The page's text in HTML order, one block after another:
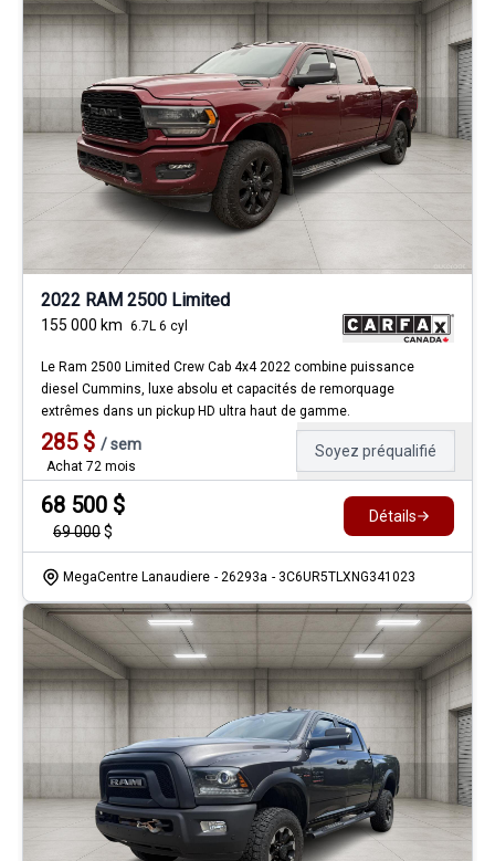
2022 RAM 2500 Limited
155 000 km 6.7L 6 cyl
Le Ram 2500 Limited Crew Cab 4x4 2022 combine puissance
diesel Cummins, luxe absolu et capacités de remorquage
extrêmes dans un pickup HD ultra haut de gamme.
285$ /sem
Achat 72 mois
Soyez préqualifié
68 500 $
69 000$
Détails
MegaCentre Lanaudiere - 26293a - 3C6UR5TLXNG341023